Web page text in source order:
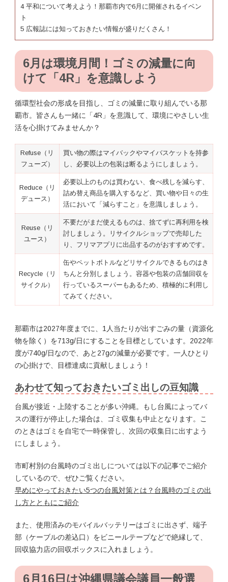
4平和について考えよう！那覇市内で6月に開催されるイベン
ト
5 広報誌には知っておきたい情報が盛りだくさん！
6月は環境月間！ゴミの減量に向
けて「4R」を意識しよう
循環型社会の形成を目指し、ゴミの減量に取り組んでいる那
覇市。皆さんも一緒に「4R」を意識して、環境にやさしい生
活を心掛けてみませんか？
Refuse（リ
フューズ）
買い物の際はマイバックやマイバスケットを持参
し、必要以上の包装は断るようにしましょう。
Reduce（リ
デュース）
必要以上のものは買わない、食べ残しを減らす、
詰め替え商品を購入するなど、買い物や日々の生
活において「減らすこと」を意識しましょう。
Reuse（リ
ユース）
不要だがまだ使えるものは、捨てずに再利用を検
討しましょう。リサイクルショップで売却した
り、フリマアプリに出品するのがおすすめです。
Recycle（リ
サイクル）
缶やペットボトルなどリサイクルできるものはき
ちんと分別しましょう。容器や包装の店舗回収を
行っているスーパーもあるため、積極的に利用し
てみてください。
那覇市は2027年度までに、1人当たりが出すごみの量（資源化
物を除く）を713g/日にすることを目標としています。2022年
度が740g/日なので、あと27gの減量が必要です。一人ひとり
の心掛けで、目標達成に貢献しましょう！
あわせて知っておきたいゴミ出しの豆知識
台風が接近・上陸することが多い沖縄。もし台風によってバ
スの運行が停止した場合は、ゴミ収集も中止となります。こ
のときはゴミを自宅で一時保管し、次回の収集日に出すよう
にしましょう。
市町村別の台風時のゴミ出しについては以下の記事でご紹介
しているので、ぜひご覧ください。
早めにやっておきたい5つの台風対策とは？台風時のゴミの出
し方とともにご紹介
また、使用済みのモバイルバッテリーはゴミに出さず、端子
部（ケーブルの差込口）をビニールテープなどで絶縁して、
回収協力店の回収ボックスに入れましょう。
6月16日は沖縄県議会議員一般選